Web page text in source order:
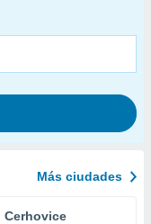
Más ciudades
Cerhovice